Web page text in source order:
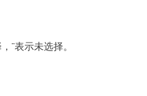
¨表示未选择。